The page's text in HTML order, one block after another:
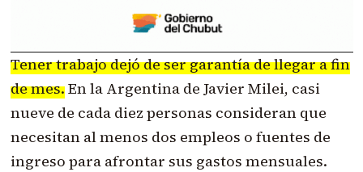
Tener trabajo dejó de ser garantía de llegar a fin
de mes.En la Argentina de Javier Milei, casi
nueve de cada diez personas consideran que
necesitan al menos dos empleos o fuentes de
ingreso para afrontar sus gastos mensuales.